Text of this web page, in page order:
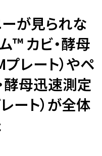
が見られな
™ カビ・酵母
レート）やペ
酵母迅速測定
ート）が全体